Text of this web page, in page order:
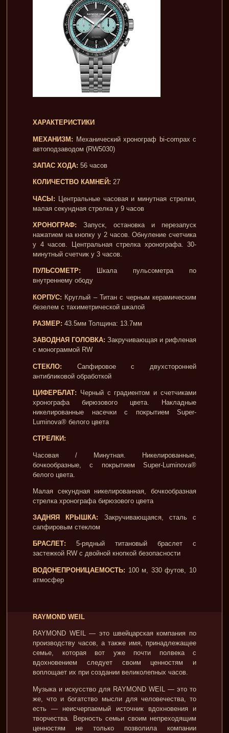
ХАРАКТЕРИСТИКИ
МЕХАНИЗМ: Механический хронограф bi-compax с
автоподзаводом (RW5030)
ЗАПАС ХОДА: 56 часов
КОЛИЧЕСТВО КАМНЕЙ: 27
ЧАСЫ: Центральные часовая и минутная стрелки,
малая секундная стрелка у 9 часов
ХРОНОГРАФ: Запуск, остановка и перезапуск
нажатием на кнопку у 2 часов. Обнуление счетчика
у 4 часов. Центральная стрелка хронографа. 30-
минутный счетчик у 3 часов.
ПУЛЬСОМЕТР: Шкала пульсометра по
внутреннему ободу
КОРПУС: Круглый – Титан с черным керамическим
безелем с тахиметрической шкалой
РАЗМЕР: 43.5мм Толщина: 13.7мм
ЗАВОДНАЯ ГОЛОВКА: Закручивающая и рифленая
с монограммой RW
СТЕКЛО: Сапфировое с двухсторонней
антибликовой обработкой
ЦИФЕРБЛАТ: Черный с градиентом и счетчиками
хронографа бирюзового цвета. Накладные
никелированные насечки с покрытием Super-
Luminova® белого цвета
СТРЕЛКИ:
Часовая / Минутная. Никелированные,
бочкообразные, с покрытием Super-Luminova®
белого цвета.
Малая секундная никелированная, бочкообразная
стрелка хронографа бирюзового цвета
ЗАДНЯЯ КРЫШКА: Закручивающаяся, сталь с
сапфировым стеклом
БРАСЛЕТ: 5-рядный титановый браслет с
застежкой RW с двойной кнопкой безопасности
ВОДОНЕПРОНИЦАЕМОСТЬ: 100 м, 330 футов, 10
атмосфер
RAYMOND WEIL
RAYMOND WEIL — это швейцарская компания по
производству часов, а также имя, принадлежащее
семье, которая вот уже почти полвека с
вдохновением следует своим ценностям и
воплощает их при создании великолепных часов.
Музыка и искусство для RAYMOND WEIL — это то
же, что и богатство мысли для человечества, то
есть — неисчерпаемый источник вдохновения и
творчества. Верность семьи своим непреходящим
ценностям не только позволила компании